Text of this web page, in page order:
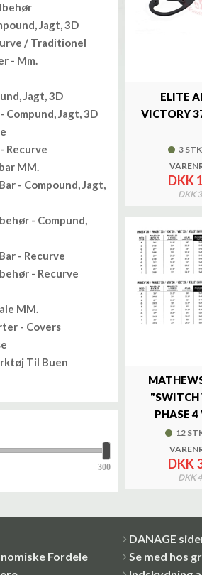
Jagt, 3D
/ Traditionel
- Mm.
Jagt, 3D
Jagt, 3D
Recurve
MM.
- Compound, Jagt,
- Compund,
- Recurve
- Recurve
MM.
- Covers
Til Buen
ELITE
VICTORY
3
DKK
DKK
PHASE
12
DKK
DKK
DANAGE
Fordele
Se med hos